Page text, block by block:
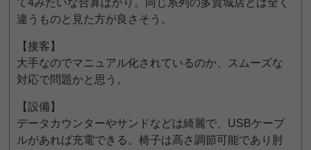
て4みたいな合算ばかり。同じ系列の多賀城店とは全く
違うものと見た方が良さそう。
【接客】
大手なのでマニュアル化されているのか、スムーズな
対応で問題かと思う。
【設備】
データカウンターやサンドなどは綺麗で、USBケーブ
ルがあれば充電できる。椅子は高さ調節可能であり肘